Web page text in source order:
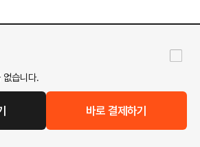
습니다.
바로 결제하기